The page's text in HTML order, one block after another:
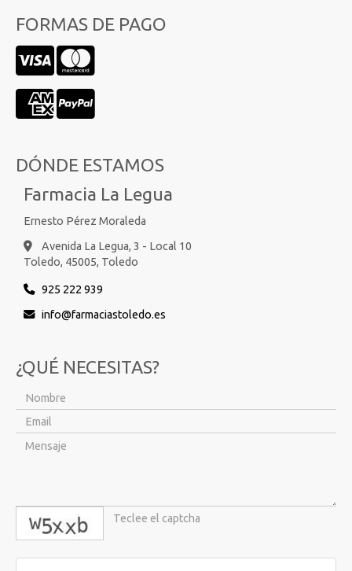
FORMAS DE PAGO
DÓNDE ESTAMOS
Farmacia La Legua
Ernesto Pérez Moraleda
Avenida La Legua, 3 - Local 10
Toledo, 45005, Toledo
925 222 939
info
farmaciastoledo.es
¿QUÉ NECESITAS?
captcha